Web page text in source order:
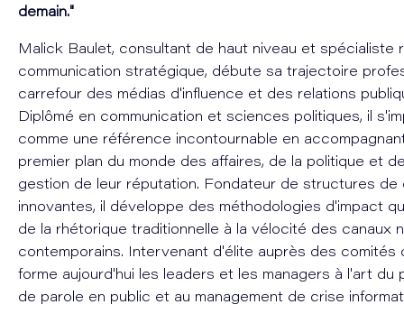
demain."
Malick Baulet, consultant de haut niveau et spécialiste
communication stratégique, débute sa trajectoire
carrefour des médias d'influence et des relations
Diplômé en communication et sciences politiques, il
comme une référence incontournable en
premier plan du monde des affaires, de la politique et
gestion de leur réputation. Fondateur de structures de
innovantes, il développe des méthodologies d'impact
de la rhétorique traditionnelle à la vélocité des canaux
contemporains. Intervenant d'élite auprès des comités
forme aujourd'hui les leaders et les managers à l'art du
de parole en public et au management de crise